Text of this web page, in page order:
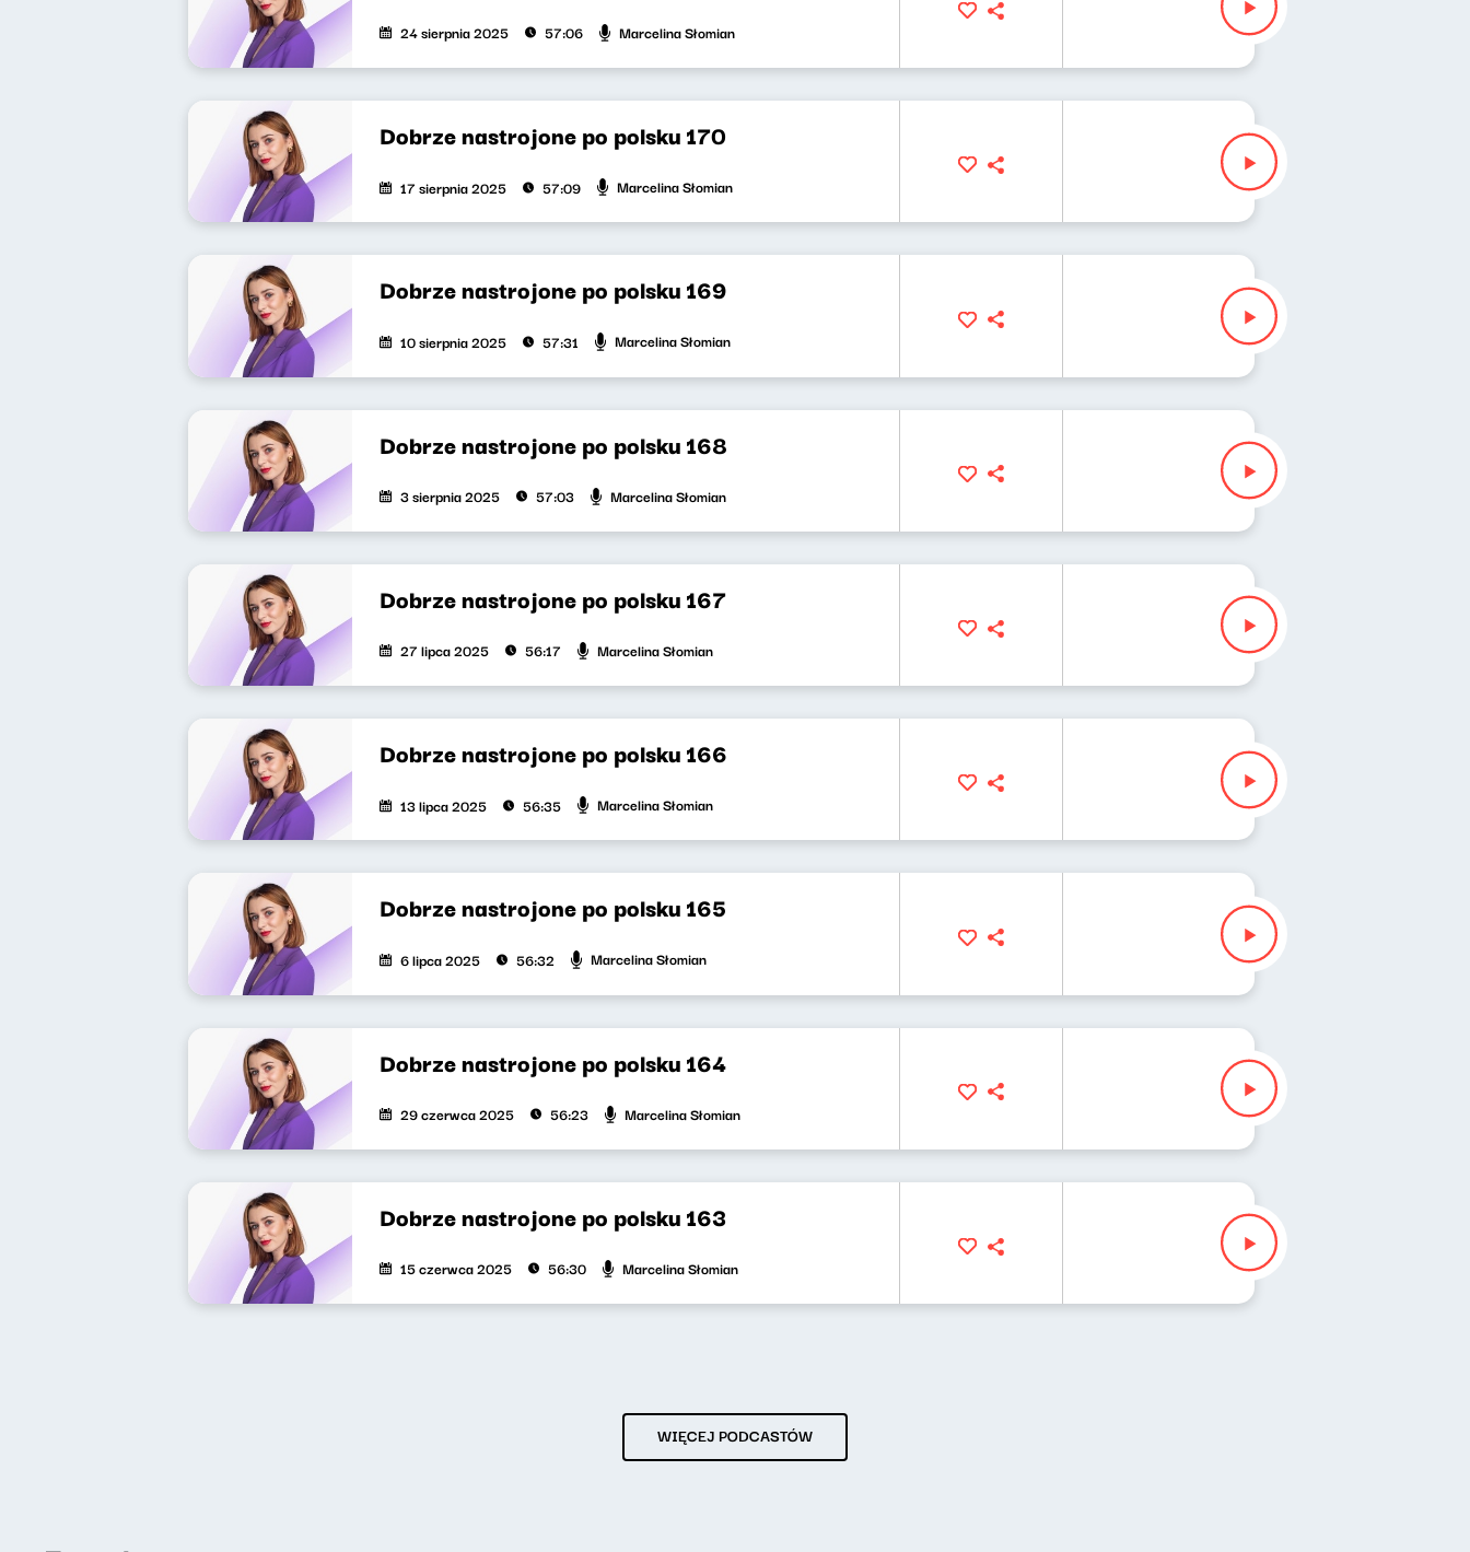
24 sierpnia 2025 57:06 Marcelina Słomian
Dobrze nastrojone po polsku 170
17 sierpnia 2025 57:09 Marcelina Słomian
Dobrze nastrojone po polsku 169
10 sierpnia 2025 57:31 Marcelina Słomian
Dobrze nastrojone po polsku 168
3 sierpnia 2025 57:03 Marcelina Słomian
Dobrze nastrojone po polsku 167
27 lipca 2025 56:17 Marcelina Słomian
Dobrze nastrojone po polsku 166
13 lipca 2025 56:35 Marcelina Słomian
Dobrze nastrojone po polsku 165
6 lipca 2025 56:32 Marcelina Słomian
Dobrze nastrojone po polsku 164
29 czerwca 2025 56:23 Marcelina Słomian
Dobrze nastrojone po polsku 163
15 czerwca 2025 56:30 Marcelina Słomian
WIĘCEJ PODCASTÓW